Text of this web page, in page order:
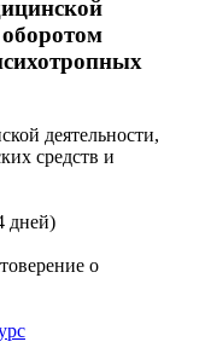
оборотом
дней)
о